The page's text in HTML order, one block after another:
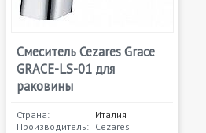
Смеситель Cezares Grace
GRACE-LS-01 для
раковины
Страна:
Италия
Производитель: Cezares